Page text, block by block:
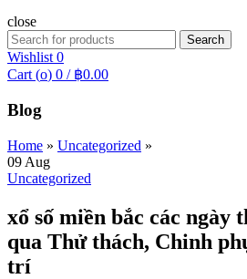
close
Search
for:
Search
Wishlist 0
Cart (o) 0 / ฿0.00
Blog
Home » Uncategorized »
09 Aug
Uncategorized
xổ số miền bắc các ngày
qua Thử thách, Chinh
trí